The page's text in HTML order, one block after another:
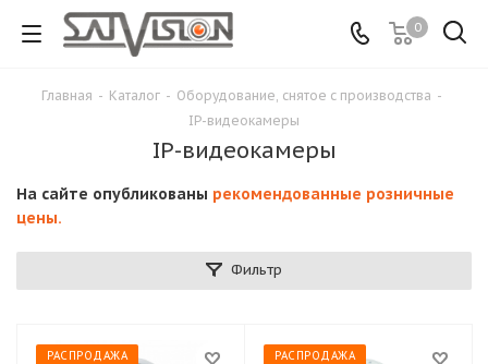
0
Главная - Каталог - Оборудование, снятое с производства -
IP-видеокамеры
IP-видеокамеры
На сайте опубликованы рекомендованные розничные
цены.
Фильтр
РАСПРОДАЖА РАСПРОДАЖА